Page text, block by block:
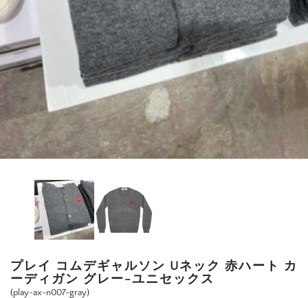
プレイ コムデギャルソン Uネック 赤ハート カ
ーディガン グレー-ユニセックス
(play-ax-n007-gray)